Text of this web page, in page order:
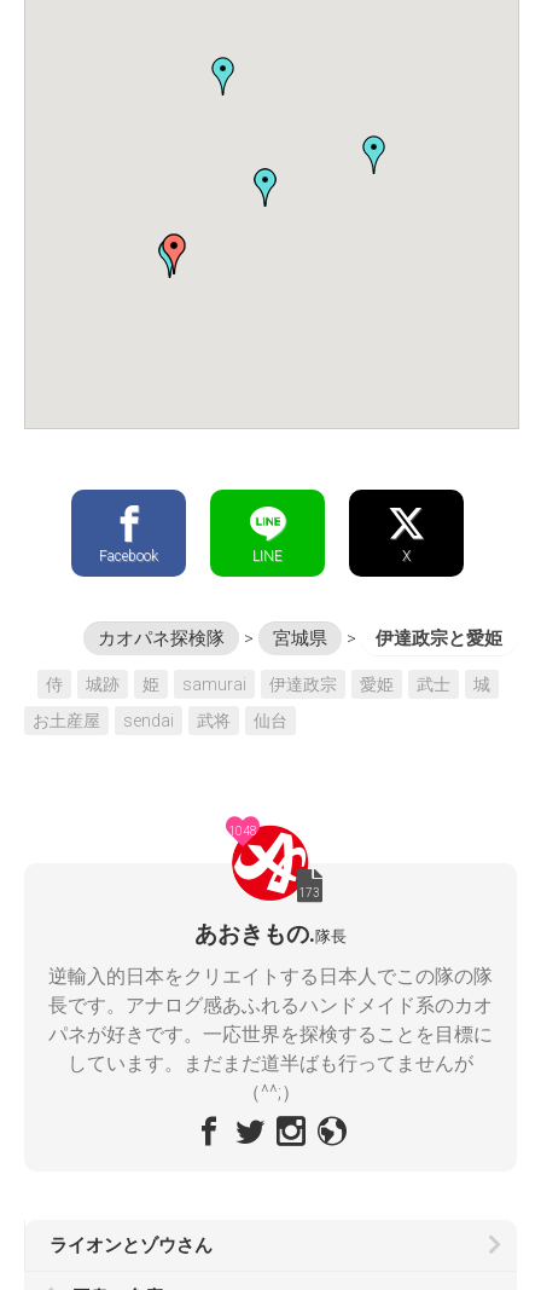
Facebook LINE X
カオパネ探検隊 > 宮城県 > 伊達政宗と愛姫
侍 城跡 姫 samurai 伊達政宗 愛姫 武士
城
お土産屋
sendai 武将 仙台
173
1048
あおきもの.隊長
逆輸入的日本をクリエイトする日本人でこの隊の隊
長です。アナログ感あふれるハンドメイド系のカオ
パネが好きです。一応世界を探検することを目標に
しています。まだまだ道半ばも行ってませんが
（^^;）
ライオンとゾウさん